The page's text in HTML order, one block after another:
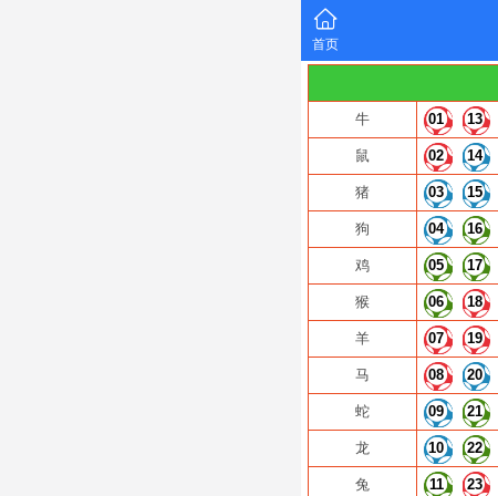
首页
牛 01 13
鼠 02 14
猪 03 15
狗 04 16
鸡 05 17
猴 06 18
羊 07 19
马 08 20
蛇 09 21
龙 10 22
兔 11 23